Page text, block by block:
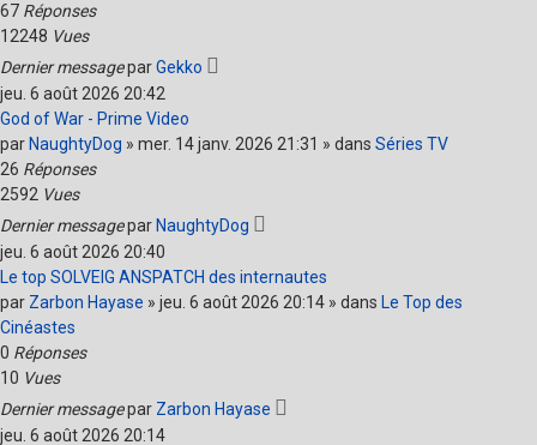
67 Réponses
12248 Vues
Dernier messageparGekko
jeu. 6 août 2026 20:42
God of War - Prime Video
par NaughtyDog » mer. 14 janv. 2026 21:31 » dans Séries TV
26 Réponses
2592 Vues
Dernier messagepar NaughtyDog
jeu. 6 août 2026 20:40
Le top SOLVEIG ANSPATCH des internautes
par Zarbon Hayase » jeu. 6 août 2026 20:14 » dans Le Top des
Cinéastes
0 Réponses
10 Vues
Dernier messagepar Zarbon Hayase
jeu. 6 août 2026 20:14